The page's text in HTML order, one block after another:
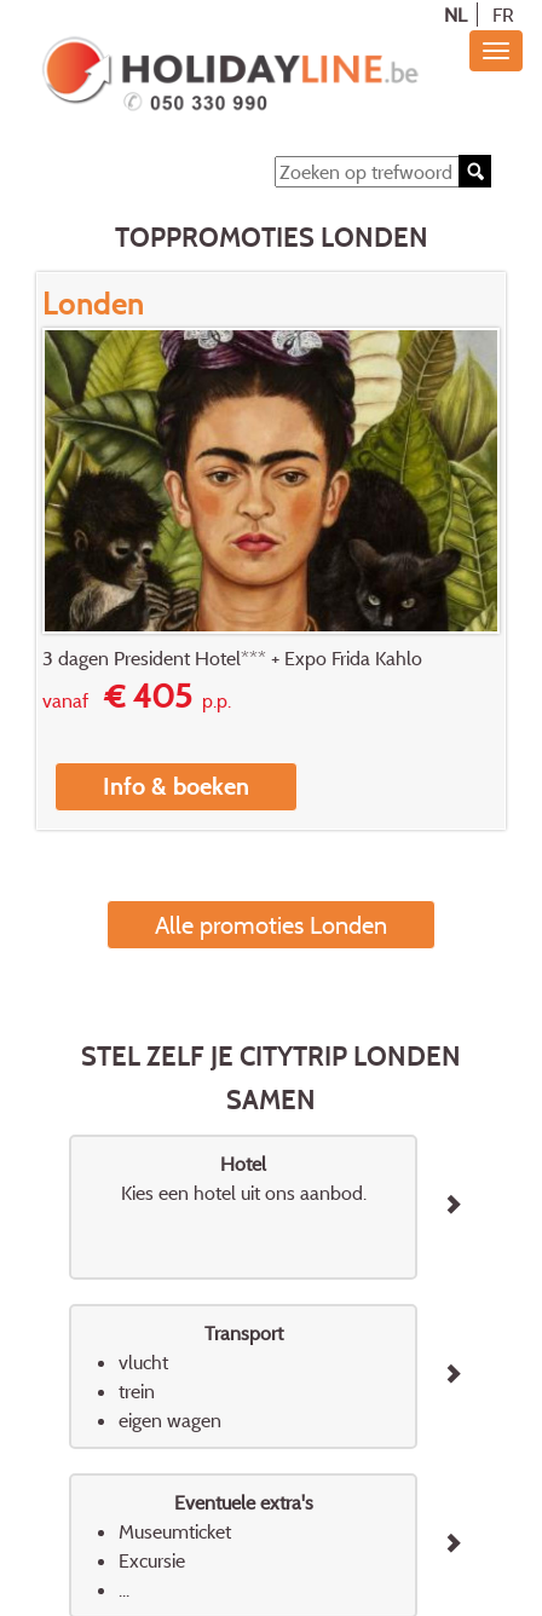
NL FR
TOPPROMOTIES LONDEN
Londen
3 dagen President Hotel*** + Expo Frida Kahlo
vanaf€ 405p.p.
Info & boeken
Alle promoties Londen
STEL ZELF JE CITYTRIP LONDEN
SAMEN
Hotel
Kies een hotel uit ons aanbod.
Transport
vlucht
trein
eigen wagen
Eventuele extra's
Museumticket
Excursie